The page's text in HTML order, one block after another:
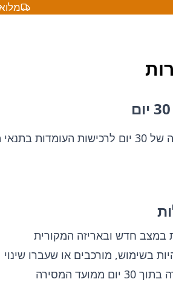
שלך חשובה לנו.
במצב חדש ובאריזה המקורית
בשימוש, מורכבים או שעברו שינוי
המסירה